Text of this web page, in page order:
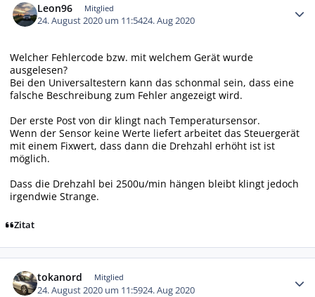
Leon96 Mitglied
24. August 2020 um 11:5424. Aug 2020
Welcher Fehlercode bzw. mit welchem Gerät wurde
ausgelesen?
Bei den Universaltestern kann das schonmal sein, dass eine
falsche Beschreibung zum Fehler angezeigt wird.
Der erste Post von dir klingt nach Temperatursensor.
Wenn der Sensor keine Werte liefert arbeitet das Steuergerät
mit einem Fixwert, dass dann die Drehzahl erhöht ist ist
möglich.
Dass die Drehzahl bei 2500u/min hängen bleibt klingt jedoch
irgendwie Strange.
Zitat
tokanord Mitglied
24. August 2020 um 11:5924. Aug 2020